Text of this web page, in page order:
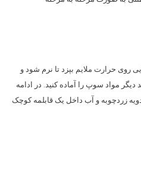
روی حرارت ملایم بپزد تا نرم شود و
دیگر مواد سوپ را آماده کنید. در ادامه
زردچوبه و آب داخل یک قابلمه کوچک